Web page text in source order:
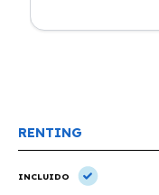
recomiendo un
RENTING
INCLUIDO